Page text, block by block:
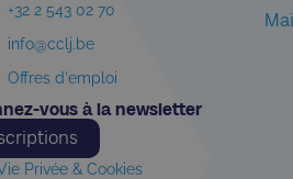
+32 2 543 02 70
info@cclj.be
Offres d'emploi
vous à la newsletter​
Privée & Cookies